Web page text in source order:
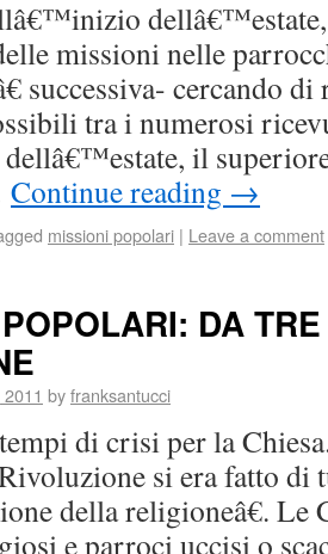
missioni nelle
successiva- cercando
tra i numerosi
il
Continue reading →
missioni popolari | Leave a comment
DA
byfranksantucci
di crisi per la
si era fatto di
della religioneâ€. Le
e parroci uccisi o